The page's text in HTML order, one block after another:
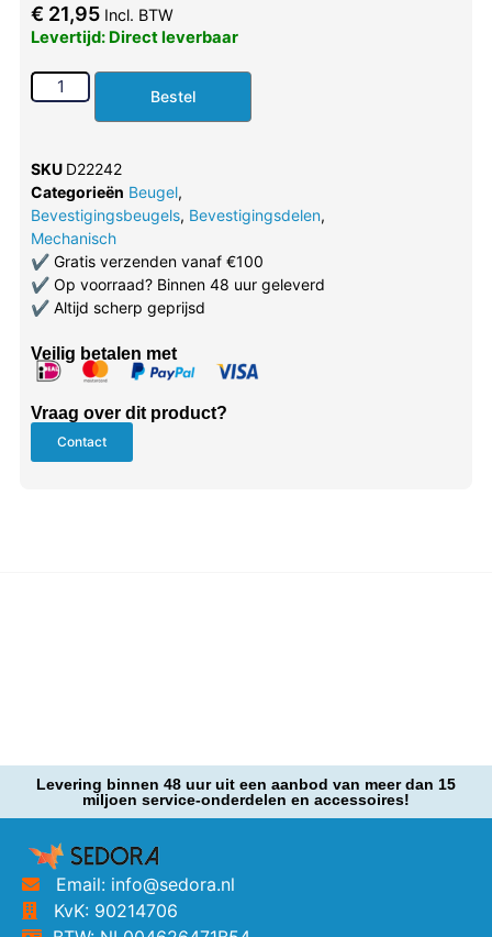
€ 21,95 Incl. BTW
Levertijd: Direct leverbaar
Bestel
SKU D22242
Categorieën Beugel,
Bevestigingsbeugels, Bevestigingsdelen,
Mechanisch
✔Gratis verzenden vanaf €100
✔Op voorraad? Binnen 48 uur geleverd
✔Altijd scherp geprijsd
Veilig betalen met
Vraag over dit product?
Contact
Levering binnen 48 uur uit een aanbod van meer dan 15
miljoen service-onderdelen en accessoires!
Email: info@sedora.nl
KvK: 90214706